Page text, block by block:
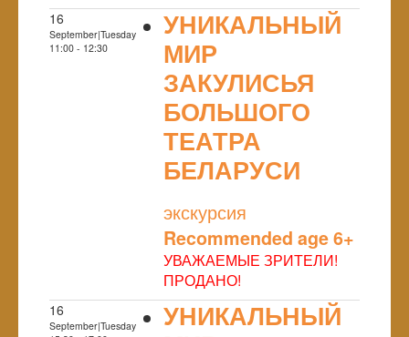
16
September|Tuesday
11:00 - 12:30
УНИКАЛЬНЫЙ
МИР
ЗАКУЛИСЬЯ
БОЛЬШОГО
ТЕАТРА
БЕЛАРУСИ
экскурсия
Recommended age 6+
УВАЖАЕМЫЕ ЗРИТЕЛИ!
ПРОДАНО!
16
September|Tuesday
УНИКАЛЬНЫЙ